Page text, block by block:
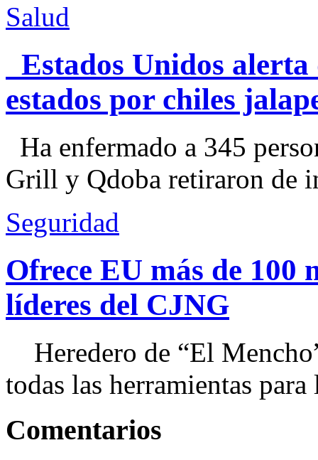
Salud
Estados Unidos alerta
estados por chiles
Ha enfermado a 345
Grill y Qdoba retiraron de
Seguridad
Ofrece EU más de 100
líderes del CJNG
Heredero de “El
todas las herramientas
Comentarios